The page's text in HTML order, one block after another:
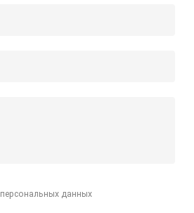
персональных данных